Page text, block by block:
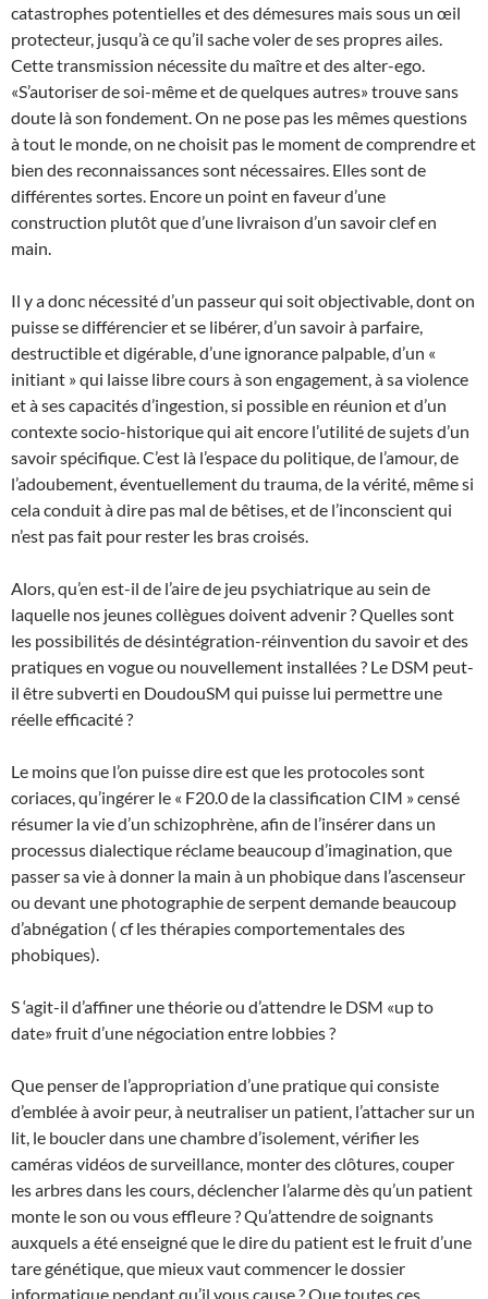
catastrophes potentielles et des démesures mais sous un œil
protecteur, jusqu’à ce qu’il sache voler de ses propres ailes.
Cette transmission nécessite du maître et des alter-ego.
«S’autoriser de soi-même et de quelques autres» trouve sans
doute là son fondement. On ne pose pas les mêmes questions
à tout le monde, on ne choisit pas le moment de comprendre et
bien des reconnaissances sont nécessaires. Elles sont de
différentes sortes. Encore un point en faveur d’une
construction plutôt que d’une livraison d’un savoir clef en
main.
Il y a donc nécessité d’un passeur qui soit objectivable, dont on
puisse se différencier et se libérer, d’un savoir à parfaire,
destructible et digérable, d’une ignorance palpable, d’un «
initiant » qui laisse libre cours à son engagement, à sa violence
et à ses capacités d’ingestion, si possible en réunion et d’un
contexte socio-historique qui ait encore l’utilité de sujets d’un
savoir spécifique. C’est là l’espace du politique, de l’amour, de
l’adoubement, éventuellement du trauma, de la vérité, même si
cela conduit à dire pas mal de bêtises, et de l’inconscient qui
n’est pas fait pour rester les bras croisés.
Alors, qu’en est-il de l’aire de jeu psychiatrique au sein de
laquelle nos jeunes collègues doivent advenir ? Quelles sont
les possibilités de désintégration-réinvention du savoir et des
pratiques en vogue ou nouvellement installées ? Le DSM peut-
il être subverti en DoudouSM qui puisse lui permettre une
réelle efficacité ?
Le moins que l’on puisse dire est que les protocoles sont
coriaces, qu’ingérer le « F20.0 de la classification CIM » censé
résumer la vie d’un schizophrène, afin de l’insérer dans un
processus dialectique réclame beaucoup d’imagination, que
passer sa vie à donner la main à un phobique dans l’ascenseur
ou devant une photographie de serpent demande beaucoup
d’abnégation ( cf les thérapies comportementales des
phobiques).
S ‘agit-il d’affiner une théorie ou d’attendre le DSM «up to
date» fruit d’une négociation entre lobbies ?
Que penser de l’appropriation d’une pratique qui consiste
d’emblée à avoir peur, à neutraliser un patient, l’attacher sur un
lit, le boucler dans une chambre d’isolement, vérifier les
caméras vidéos de surveillance, monter des clôtures, couper
les arbres dans les cours, déclencher l’alarme dès qu’un patient
monte le son ou vous effleure ? Qu’attendre de soignants
auxquels a été enseigné que le dire du patient est le fruit d’une
tare génétique, que mieux vaut commencer le dossier
informatique pendant qu’il vous cause ? Que toutes ces